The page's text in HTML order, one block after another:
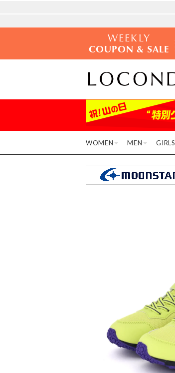
WEEKLY
COUPON & SALE
WOMEN MEN GIRLS